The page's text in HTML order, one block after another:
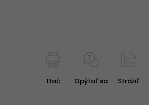
Tlač Opýtať sa Strážiť